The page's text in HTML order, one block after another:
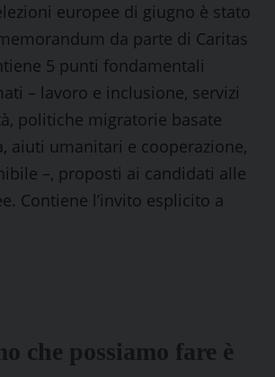
europee di giugno è stato
da parte di Caritas
5 punti fondamentali
– lavoro e inclusione, servizi
politiche migratorie basate
aiuti umanitari e cooperazione,
–, proposti ai candidati alle
Contiene l’invito esplicito a
che possiamo fare è